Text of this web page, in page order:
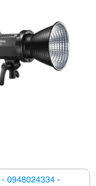
- 0948024334 -